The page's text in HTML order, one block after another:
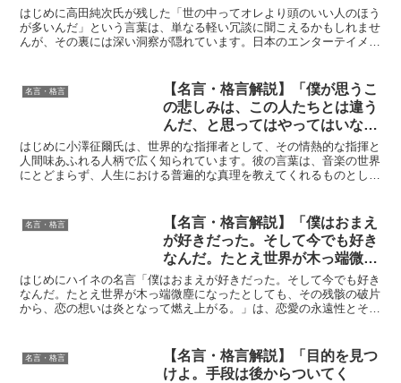
得られる教訓
はじめに高田純次氏が残した「世の中ってオレより頭のいい人のほう
が多いんだ」という言葉は、単なる軽い冗談に聞こえるかもしれませ
んが、その裏には深い洞察が隠れています。日本のエンターテイメン
名言・格言
【名言・格言解説】「僕が思うこ
の悲しみは、この人たちとは違う
んだ、と思ってはやってはいない
んですよ。」by 小澤征爾の深い
意味と得られる教訓
はじめに小澤征爾氏は、世界的な指揮者として、その情熱的な指揮と
人間味あふれる人柄で広く知られています。彼の言葉は、音楽の世界
にとどまらず、人生における普遍的な真理を教えてくれるものとし
名言・格言
【名言・格言解説】「僕はおまえ
が好きだった。そして今でも好き
なんだ。たとえ世界が木っ端微塵
になったとしても、その残骸の破
片から、恋の想いは炎となって燃
え上がる。」by ハイネの深い意
はじめにハイネの名言「僕はおまえが好きだった。そして今でも好き
なんだ。たとえ世界が木っ端微塵になったとしても、その残骸の破片
から、恋の想いは炎となって燃え上がる。」は、恋愛の永遠性とその
名言・格言
【名言・格言解説】「目的を見つ
けよ。手段は後からついてく